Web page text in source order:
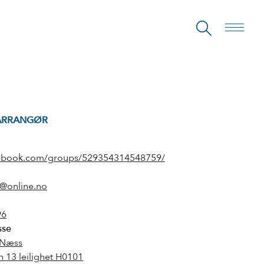
groups/529354314548759/
13 leilighet H0101